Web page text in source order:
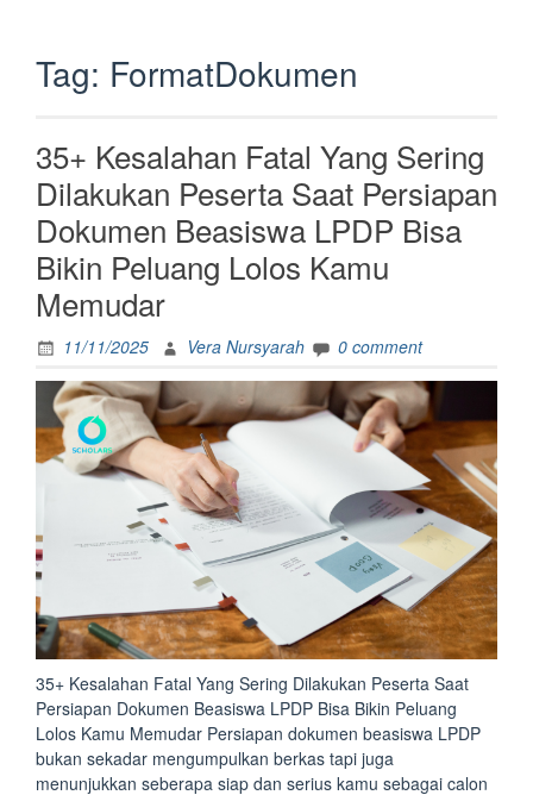
Tag: FormatDokumen
35+ Kesalahan Fatal Yang Sering
Dilakukan Peserta Saat Persiapan
Dokumen Beasiswa LPDP Bisa
Bikin Peluang Lolos Kamu
Memudar
11/11/2025 Vera Nursyarah 0 comment
35+ Kesalahan Fatal Yang Sering Dilakukan Peserta Saat
Persiapan Dokumen Beasiswa LPDP Bisa Bikin Peluang
Lolos Kamu Memudar Persiapan dokumen beasiswa LPDP
bukan sekadar mengumpulkan berkas tapi juga
menunjukkan seberapa siap dan serius kamu sebagai calon